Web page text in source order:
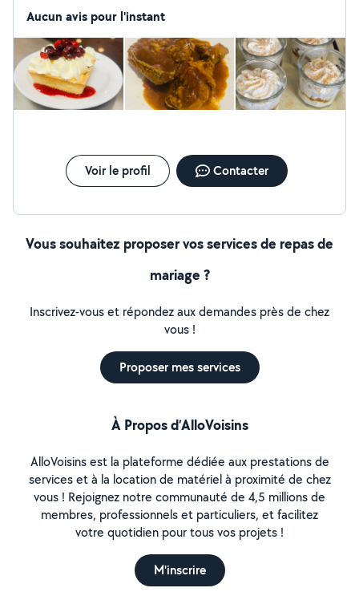
Paris et traiteur en auto-entrepreneur. Je suis spécialisé
quelques notions dans la cuisine du monde Ainsi que
dans la pâtisserie.
Aucun avis pour l'instant
Voir le profil Contacter
Vous souhaitez proposer vos services de repas de
mariage ?
Inscrivez-vous et répondez aux demandes près de chez
vous !
Proposer mes services
À Propos d’AlloVoisins
AlloVoisins est la plateforme dédiée aux prestations de
services et à la location de matériel à proximité de chez
vous ! Rejoignez notre communauté de 4,5 millions de
membres, professionnels et particuliers, et facilitez
votre quotidien pour tous vos projets !
M'inscrire